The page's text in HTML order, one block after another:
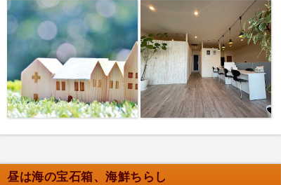
昼は海の宝石箱、海鮮ちらし